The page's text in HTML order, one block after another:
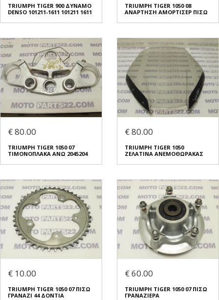
TRIUMPH TIGER 900 ΔΥΝΑΜΟ
DENSO 101211-1611 101211 1611
TRIUMPH TIGER 1050 08
ΑΝΑΡΤΗΣΗ ΑΜΟΡΤΙΣΕΡ ΠΙΣΩ
€ 80.00
TRIUMPH TIGER 1050 07
ΤΙΜΟΝΟΠΛΑΚΑ ΑΝΩ 2045204
€ 80.00
TRIUMPH TIGER 1050
ΖΕΛΑΤΙΝΑ ΑΝΕΜΟΘΩΡΑΚΑΣ
€ 10.00
TRIUMPH TIGER 1050 07 ΠΙΣΩ
ΓΡΑΝΑΖΙ 44 ΔΟΝΤΙΑ
€ 60.00
TRIUMPH TIGER 1050 07 ΠΙΣΩ
ΓΡΑΝΑΖΙΕΡΑ